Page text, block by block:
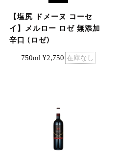
【塩尻 ドメーヌ コーセ
イ】メルロー ロゼ 無添加
辛口 (ロゼ)
750ml ¥2,750 在庫なし